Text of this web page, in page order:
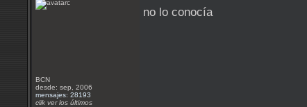
BCN
desde: sep, 2006
mensajes: 28193
clik ver los últimos
no lo conocía